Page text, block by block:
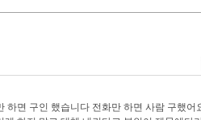
면 구인 했습니다 전화만 하면 사람 구했어